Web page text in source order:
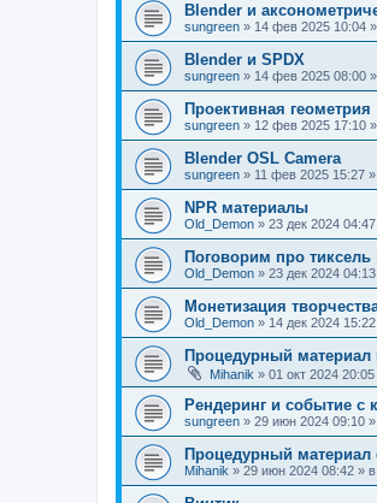
Blender и
sungreen » 14 фев 2025 10:04
Blender и SPDX
sungreen » 14 фев 2025 08:00
Проективная геометрия
sungreen » 12 фев 2025 17:10
Blender OSL Camera
sungreen » 11 фев 2025 15:27
NPR материалы
Old_Demon » 23 дек 2024 04:47
Поговорим про тиксель
Old_Demon » 23 дек 2024 04:13
Монетизация
Old_Demon » 14 дек 2024 15:22
Процедурный материал
Mihanik » 01 окт 2024 20:05
Рендеринг и событие с
sungreen » 29 июн 2024 09:10
Процедурный материал
Mihanik » 29 июн 2024 08:42 »